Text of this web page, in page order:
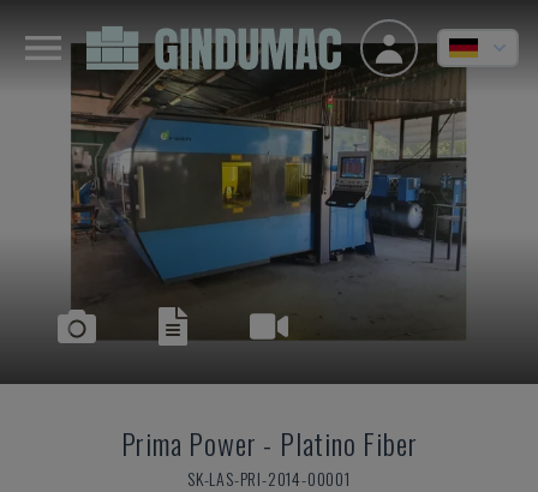
Prima Power - Platino Fiber
SK-LAS-PRI-2014-00001